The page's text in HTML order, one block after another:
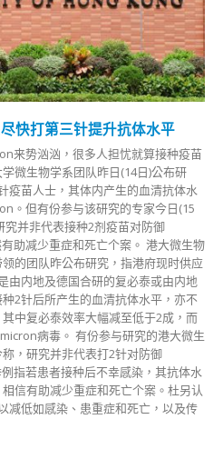
快打第三针提升抗体水平
来势汹汹，很多人担忧就算接种疫苗
微生物学系团队昨日(14日)公布研
疫苗人士，其体内产生的血清抗体水
。但有份参与该研究的专家今日(15
究并非代表接种2剂疫苗对防御
助减少重症和死亡个案。 港大微生物
的团队昨公布研究，指港府现时供应
由内地及德国合研的复必泰或由内地
2针后所产生的血清抗体水平，亦不
中复必泰效率大幅减至低于2成，而
病毒。 有份参与研究的港大微生
，研究并非代表打2针对防御
指若患者接种后不幸感染，其抗体水
信有助减少重症和死亡个案。杜另认
减低如感染、患重症和死亡，以及传